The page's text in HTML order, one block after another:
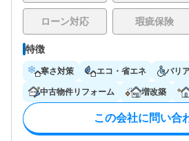
ローン対応 瑕疵保険
特徴
寒さ対策 エコ・省エネ バリ
中古物件リフォーム 増改築
この会社に問い合